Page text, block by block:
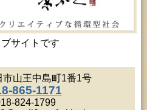
サイトです
)
『ゆうわ』」
市)
)
人学級」
市)
大学」
市山王中島町1番1号
865-1171
824-1799